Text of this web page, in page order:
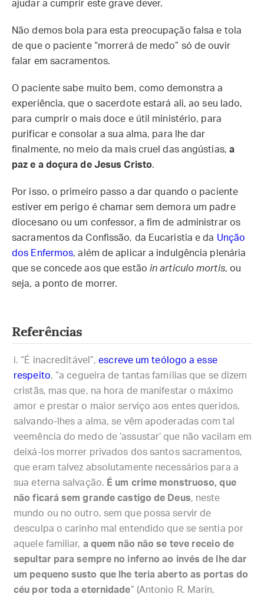
ajudar a cumprir este grave dever.
Não demos bola para esta preocupação falsa e tola
de que o paciente “morrerá de medo” só de ouvir
falar em sacramentos.
O paciente sabe muito bem, como demonstra a
experiência, que o sacerdote estará ali, ao seu lado,
para cumprir o mais doce e útil ministério, para
purificar e consolar a sua alma, para lhe dar
finalmente, no meio da mais cruel das angústias, a
paz e a doçura de Jesus Cristo.
Por isso, o primeiro passo a dar quando o paciente
estiver em perigo é chamar sem demora um padre
diocesano ou um confessor, a fim de administrar os
sacramentos da Confissão, da Eucaristia e da Unção
dos Enfermos, além de aplicar a indulgência plenária
que se concede aos que estão in articulo mortis, ou
seja, a ponto de morrer.
Referências
“É inacreditável”,escreve um teólogo a esse
respeito, “a cegueira de tantas famílias que se dizem
cristãs, mas que, na hora de manifestar o máximo
amor e prestar o maior serviço aos entes queridos,
salvando-lhes a alma, se vêm apoderadas com tal
veemência do medo de ‘assustar’ que não vacilam em
deixá-los morrer privados dos santos sacramentos,
que eram talvez absolutamente necessários para a
sua eterna salvação. É um crime monstruoso, que
não ficará sem grande castigo de Deus, neste
mundo ou no outro, sem que possa servir de
desculpa o carinho mal entendido que se sentia por
aquele familiar, a quem não não se teve receio de
sepultar para sempre no inferno ao invés de lhe dar
um pequeno susto que lhe teria aberto as portas do
céu por toda a eternidade” (Antonio R. Marín,